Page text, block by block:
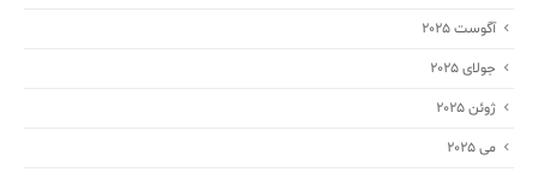
آگوست 2025
جولای 2025
ژوئن 2025
می 2025